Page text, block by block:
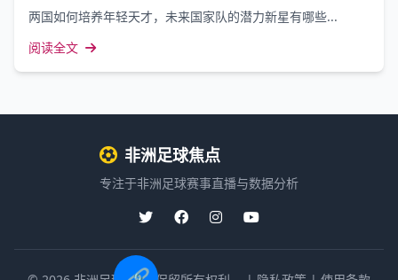
两国如何培养年轻天才，未来国家队的潜力新星有哪些...
阅读全文
非洲足球焦点
专注于非洲足球赛事直播与数据分析